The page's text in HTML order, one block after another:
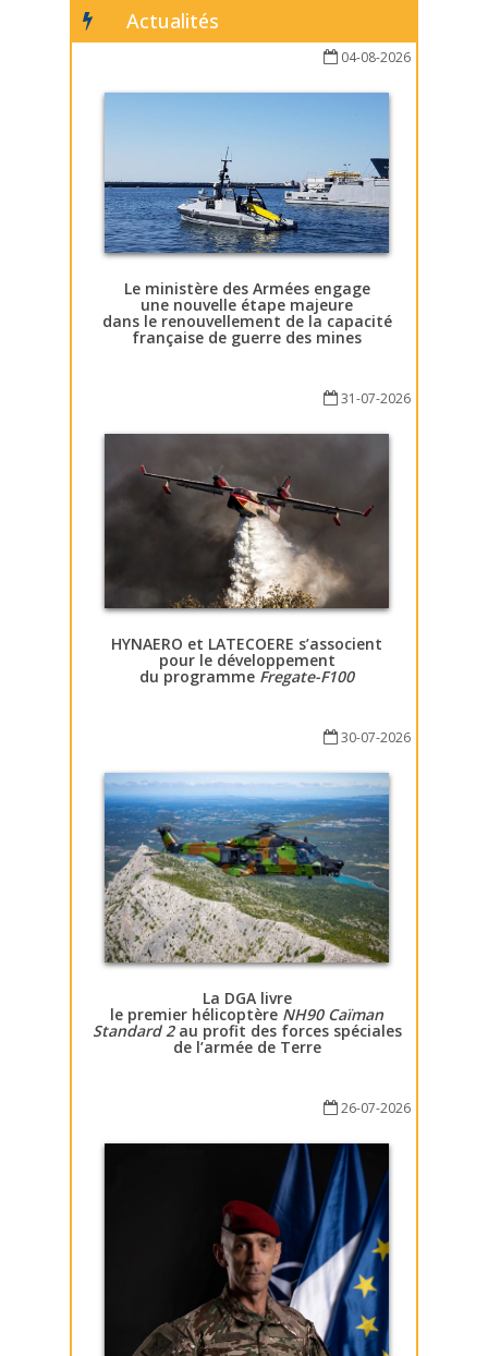
Actualités
04-08-2026
Le ministère des Armées engage
une nouvelle étape majeure
dans le renouvellement de la capacité
française de guerre des mines
31-07-2026
HYNAERO et LATECOERE s’associent
pour le développement
du programme Fregate-F100
30-07-2026
La DGA livre
le premier hélicoptère NH90 Caïman
Standard 2au profit des forces spéciales
de l’armée de Terre
26-07-2026